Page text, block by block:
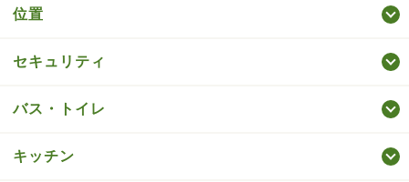
位置
セキュリティ
バス・トイレ
キッチン